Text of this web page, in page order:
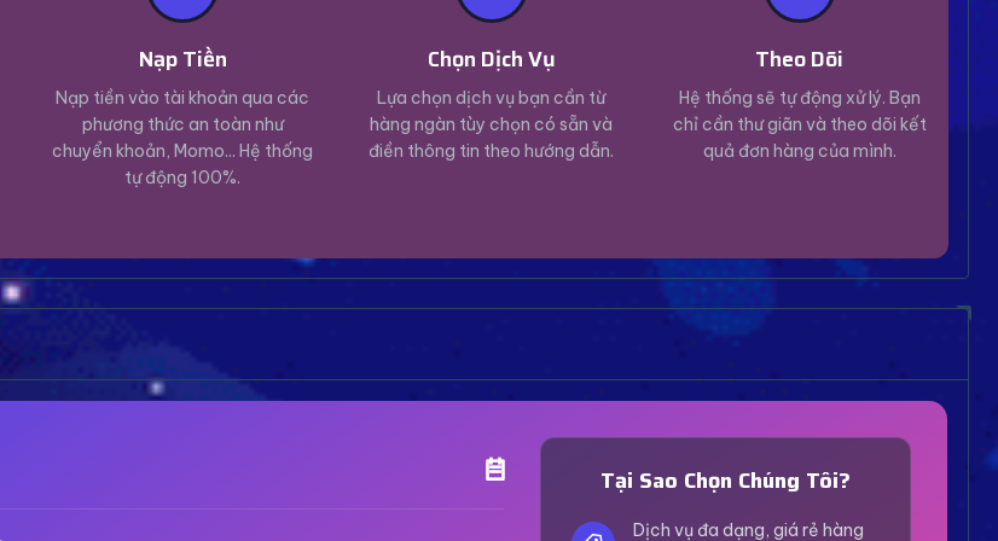
Nạp Tiền
Nạp tiền vào tài khoản qua các
phương thức an toàn như
chuyển khoản, Momo... Hệ thống
tự động 100%.
Chọn Dịch Vụ
Lựa chọn dịch vụ bạn cần từ
hàng ngàn tùy chọn có sẵn và
điền thông tin theo hướng dẫn.
Theo Dõi
Hệ thống sẽ tự động xử lý. Bạn
chỉ cần thư giãn và theo dõi kết
quả đơn hàng của mình.
Tại Sao Chọn Chúng Tôi?
Dịch vụ đa dạng, giá rẻ hàng
Trợ Lý Hỗ Trợ
Luôn sẵn sàng giải đáp thắc mắc
Vui lòng chọn phương thức hỗ trợ phù hợp với nhu
cầu của bạn.